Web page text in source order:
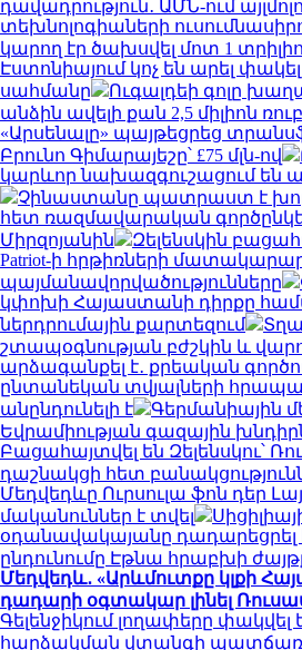
դավադրություն․ ԱՄՆ-ում
տեխնոլոգիաների
կարող էր ծախսվել մոտ 1
Էստոնիայում կոչ են արել
սահմանը
Ուգալդեի գոլը
անձին ավելի քան 2,5 միլիոն
«Արսենալը» պայթեցրեց
Բրունո Գիմարայեշը՝ £75 մլն-ով
կարևոր նախազգուշացում են
Չինաստանը պատրաստ է
հետ ռազմավարական
Միրզոյանին
Զելենսկին
Patriot-ի հրթիռների
պայմանավորվածությունները
կփոխի Հայաստանի դիրքը
ներդրումային քարտեզում
շտապօգնության բժշկին և
արձագանքել է․ քրեական
ընտանեկան տվյալների
անընդունելի է
Գերմանիային
Եվրամիության գազային
Բացահայտվել են Զելենսկու՝
դաշնակցի հետ
Մեդվեդևը Ուրսուլա ֆոն դեր
մականուններ է տվել
օդանավակայանը դադարեցրել
ընդունումը Էթնա հրաբխի
Մեդվեդև․ «Արևմուտքը կլքի
դադարի օգտակար լինել
Գելենջիկում լողափերը փակվել
հարձակման վտանգի